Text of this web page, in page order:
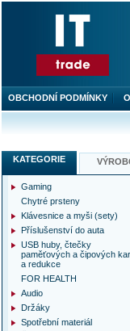
KATEGORIE
Gaming
Chytré prsteny
Klávesnice a myši (sety)
Příslušenství do auta
USB huby, čtečky
paměťových a čipových
a redukce
FOR HEALTH
Audio
Držáky
Spotřební materiál
OBCHODNÍ PODMÍNKY